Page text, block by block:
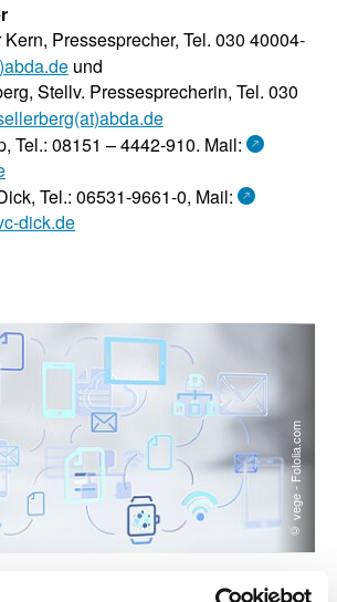
Pressesprecher, Tel. 030 40004-
und
Stellv. Pressesprecherin, Tel. 030
Tel.: 08151 – 4442-910. Mail:
Tel.: 06531-9661-0, Mail:
dick.de
© vege - Fotolia.com